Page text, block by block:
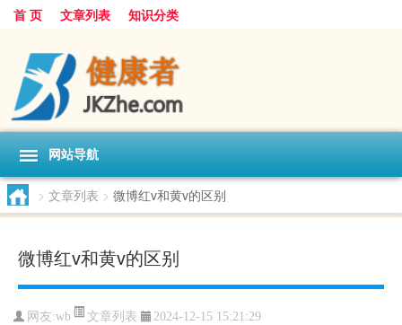
首 页 文章列表 知识分类
网站导航
> 文章列表 > 微博红v和黄v的区别
微博红v和黄v的区别
网友:wb 文章列表 2024-12-15 15:21:29